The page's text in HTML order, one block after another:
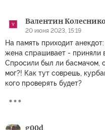
Валентин
20 июня 2023, 15:19
На память приходит
жена спрашивает - приняли
Спросили был ли басмачом,
мог?! Как тут соврешь,
кого проверять будет?
g00d